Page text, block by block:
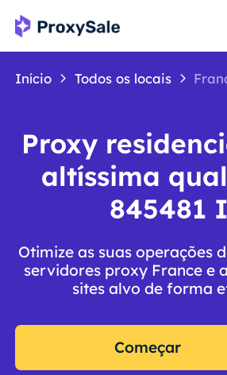
Início Todos os locais
Proxy
altíssima
845481
Otimize as suas operações
servidores proxy France e
sites alvo de forma
Começar